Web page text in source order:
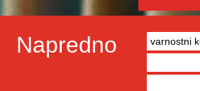
Napredno